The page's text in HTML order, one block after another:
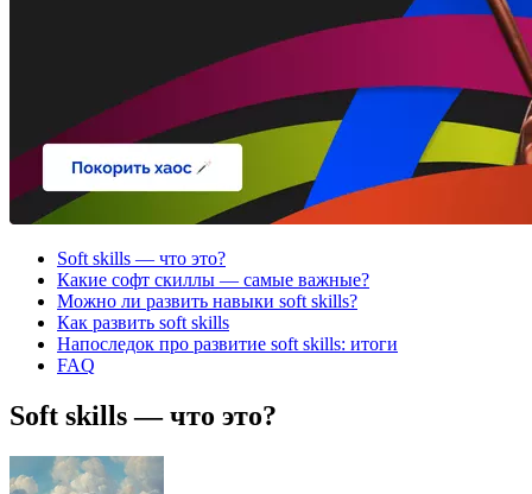
Soft skills — что это?
Какие софт скиллы — самые важные?
Можно ли развить навыки soft skills?
Как развить soft skills
Напоследок про развитие soft skills: итоги
FAQ
Soft skills — что это?